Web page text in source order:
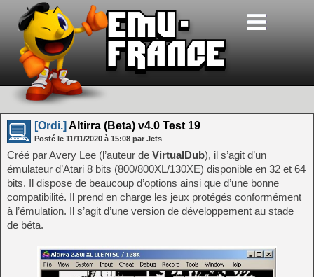
[Ordi.] Altirra (Beta) v4.0 Test 19
Posté le 11/11/2020 à 15:08 par Jets
Créé par Avery Lee (l’auteur de VirtualDub), il s’agit d’un
émulateur d’Atari 8 bits (800/800XL/130XE) disponible en 32 et 64
bits. Il dispose de beaucoup d’options ainsi que d’une bonne
compatibilité. Il prend en charge les jeux protégés conformément
à l’émulation. Il s’agit d’une version de développement au stade
de béta.